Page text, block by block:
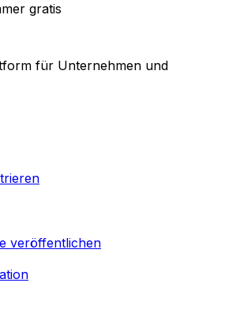
gratis
für Unternehmen und
veröffentlichen